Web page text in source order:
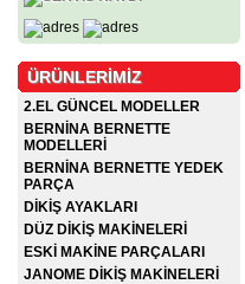
ÜRÜNLERİMİZ
2.EL GÜNCEL MODELLER
BERNİNA BERNETTE
MODELLERİ
BERNİNA BERNETTE YEDEK
PARÇA
DİKİŞ AYAKLARI
DÜZ DİKİŞ MAKİNELERİ
ESKİ MAKİNE PARÇALARI
JANOME DİKİŞ MAKİNELERİ